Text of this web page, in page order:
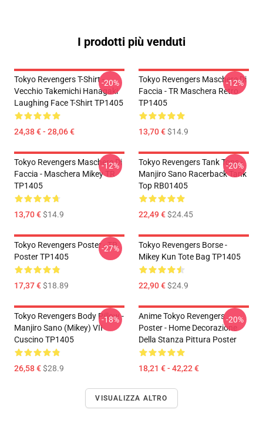
I prodotti più venduti
Tokyo Revengers T-Shirt -
Vecchio Takemichi Hanagaki
Laughing Face T-Shirt TP1405
24,38 € - 28,06 €
-20%
Tokyo Revengers Maschere Di
Faccia - TR Maschera Retro
TP1405
13,70 €$14.9
-12%
Tokyo Revengers Maschere Di
Faccia - Maschera Mikey TR
TP1405
13,70 €$14.9
-12%
Tokyo Revengers Tank Tops -
Manjiro Sano Racerback Tank
Top RB01405
22,49 €$24.45
-20%
Tokyo Revengers Poster - TR
Poster TP1405
17,37 €$18.89
-27%
Tokyo Revengers Borse -
Mikey Kun Tote Bag TP1405
22,90 €$24.9
Tokyo Revengers Body Pillow -
Manjiro Sano (Mikey) VII
Cuscino TP1405
26,58 €$28.9
-18%
Anime Tokyo Revengers
Poster - Home Decorazione
Della Stanza Pittura Poster
18,21 € - 42,22 €
-20%
VISUALIZZA ALTRO